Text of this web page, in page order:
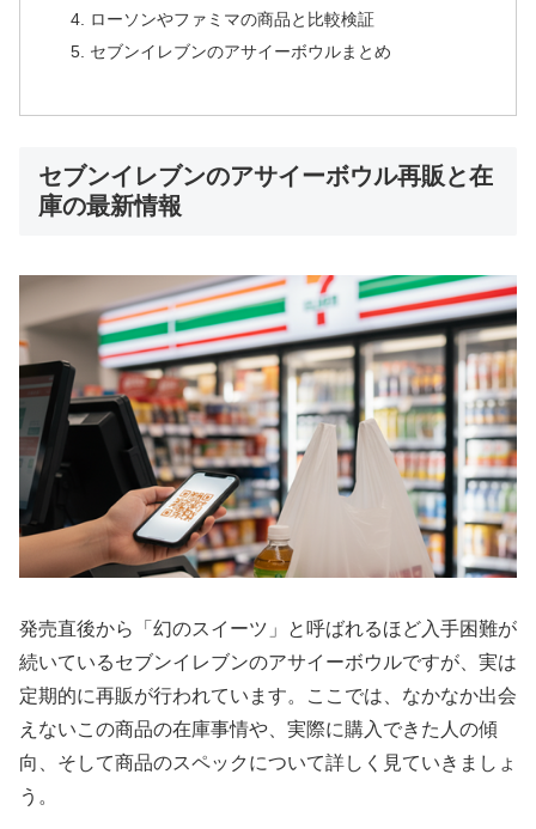
ローソンやファミマの商品と比較検証
セブンイレブンのアサイーボウルまとめ
セブンイレブンのアサイーボウル再販と在
庫の最新情報
発売直後から「幻のスイーツ」と呼ばれるほど入手困難が
続いているセブンイレブンのアサイーボウルですが、実は
定期的に再販が行われています。ここでは、なかなか出会
えないこの商品の在庫事情や、実際に購入できた人の傾
向、そして商品のスペックについて詳しく見ていきましょ
う。